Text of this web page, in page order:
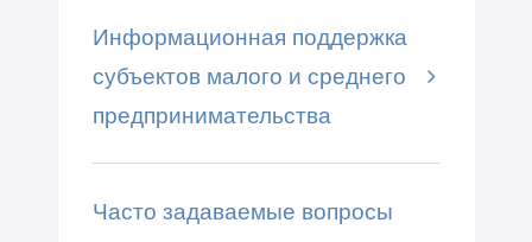
Информационная поддержка
субъектов малого и среднего
предпринимательства
Часто задаваемые вопросы